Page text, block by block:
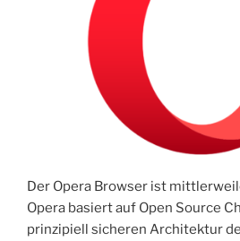
Der Opera Browser ist
Opera basiert auf Open Source
prinzipiell sicheren Architektur